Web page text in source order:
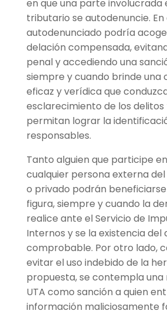
en que una parte involucrada
tributario se autodenuncie.
autodenunciado podría
delación compensada,
penal y accediendo una
siempre y cuando brinde una
eficaz y verídica que
esclarecimiento de los
permitan lograr la
responsables.
Tanto alguien que participe
cualquier persona externa
o privado podrán
figura, siempre y cuando la
realice ante el Servicio de
Internos y se la existencia del
comprobable. Por otro lado,
evitar el uso indebido de la
propuesta, se contempla una
UTA como sanción a quien
información maliciosamente